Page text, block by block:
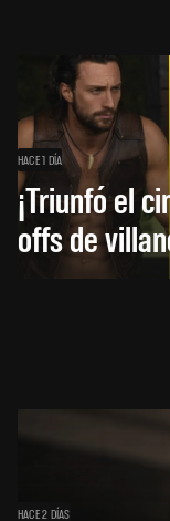
HACE 1 DÍA
¡Triunfó el
offs de
HACE 2 DÍAS